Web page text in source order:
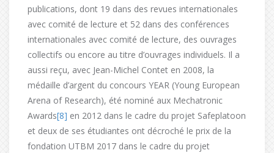
publications, dont 19 dans des revues internationales
avec comité de lecture et 52 dans des conférences
internationales avec comité de lecture, des ouvrages
collectifs ou encore au titre d’ouvrages individuels. Il a
aussi reçu, avec Jean-Michel Contet en 2008, la
médaille d’argent du concours YEAR (Young European
Arena of Research), été nominé aux Mechatronic
Awards[8] en 2012 dans le cadre du projet Safeplatoon
et deux de ses étudiantes ont décroché le prix de la
fondation UTBM 2017 dans le cadre du projet